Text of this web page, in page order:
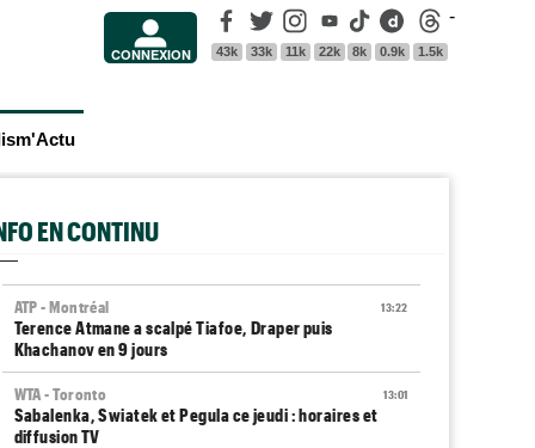
CONNEXION
Facebook
43k
Twitter
33k
Instagram
11k
Youtube
22k
Tik Tok
8k
Dailymotion
0.9k
Threads
1.5k
EN CONTINU
13:22
ATP - Montréal
Terence Atmane a scalpé Tiafoe, Draper puis
Khachanov en 9 jours
13:01
WTA - Toronto
Sabalenka, Swiatek et Pegula ce jeudi : horaires et
diffusion TV
-